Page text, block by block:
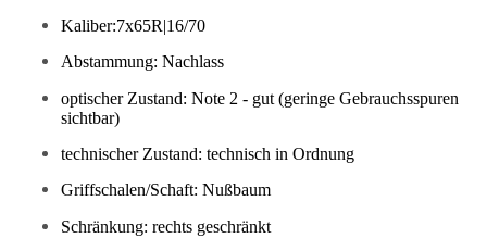
Kaliber:7x65R|16/70
Abstammung: Nachlass
optischer Zustand: Note 2 - gut (geringe Gebrauchsspuren
sichtbar)
technischer Zustand: technisch in Ordnung
Griffschalen/Schaft: Nußbaum
Schränkung: rechts geschränkt